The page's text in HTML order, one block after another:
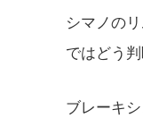
シマノの
ではどう
ブレーキ